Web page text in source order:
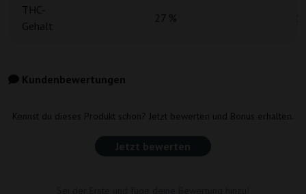
THC-
Gehalt
27 %
Kundenbewertungen
Kennst du dieses Produkt schon? Jetzt bewerten und Bonus erhalten.
Jetzt bewerten